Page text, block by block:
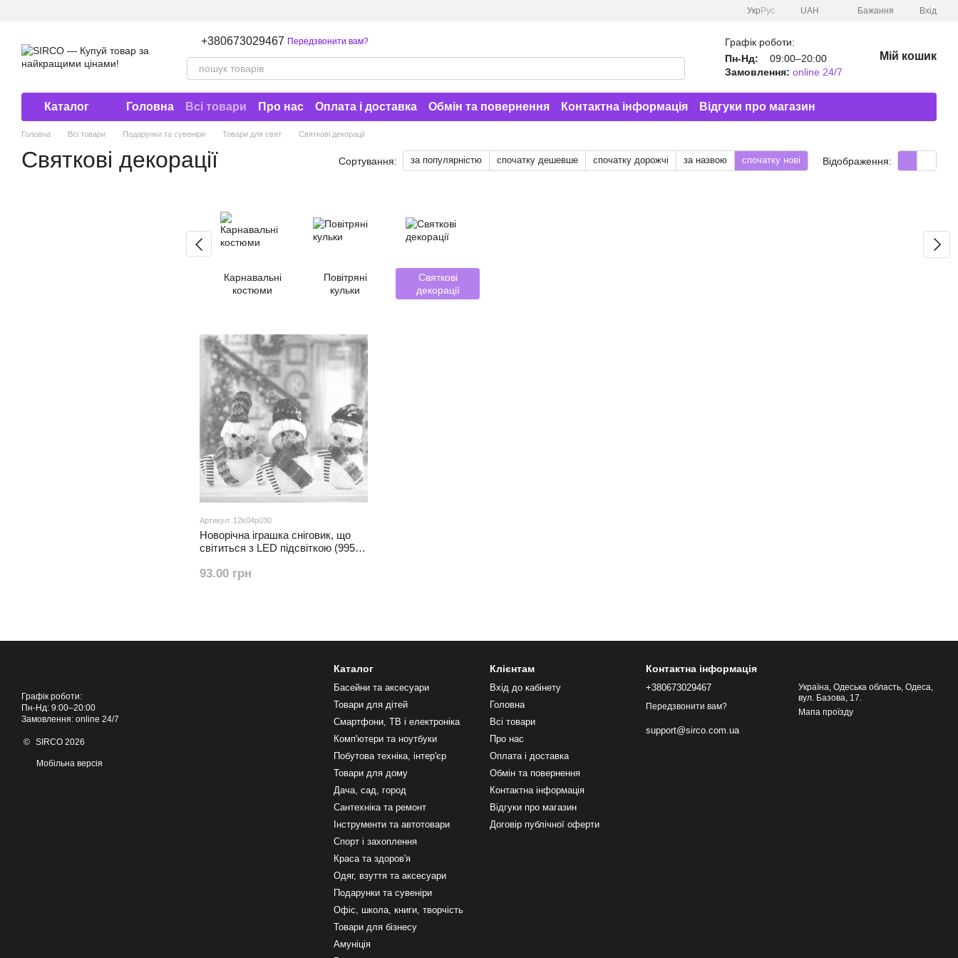
Укр Рус UAH Бажання Вхід
+380673029467 Передзвонити вам?
Графік роботи:
Пн-Нд:
09:00–20:00
Замовлення: online 24/7
Мій кошик
Каталог Головна Всі товари Про нас Оплата і доставка Обмін та повернення Контактна інформація
Відгуки про магазин
Договір публічної оферти
Головна Всі товари Подарунки та сувеніри Товари для свят Святкові декорації
Святкові декорації Сортування: за популярністю спочатку дешевше спочатку дорожчі за назвою спочатку нові Відображення:
Карнавальні
костюми
Повітряні
кульки
Святкові
декорації
Артикул: 12k04p030
Новорічна іграшка сніговик, що
світиться з LED підсвіткою (995
93.00 грн
Графік роботи:
Пн-Нд: 9:00–20:00
Замовлення: online 24/7
© SIRCO 2026
Мобільна версія
Каталог
Басейни та аксесуари
Товари для дітей
Смартфони, ТВ і електроніка
Комп'ютери та ноутбуки
Побутова техніка, інтер'єр
Товари для дому
Дача, сад, город
Сантехніка та ремонт
Інструменти та автотовари
Спорт і захоплення
Краса та здоров'я
Одяг, взуття та аксесуари
Подарунки та сувеніри
Офіс, школа, книги, творчість
Товари для бізнесу
Амуніція
Клієнтам
Вхід до кабінету
Головна
Всі товари
Про нас
Оплата і доставка
Обмін та повернення
Контактна інформація
Відгуки про магазин
Договір публічної оферти
Контактна інформація
+380673029467
Передзвонити вам?
support@sirco.com.ua
Україна, Одеська область, Одеса,
вул. Базова, 17.
Мапа проїзду